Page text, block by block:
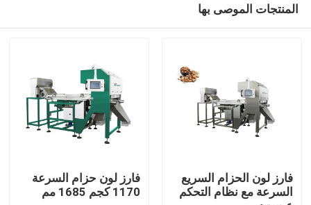
الصفحة الرئيسية
المنتجات الموصى بها
فارز لون الحزام السريع
السرعة مع نظام التحكم
فارز لون حزام السرعة
1170 كجم 1685 مم